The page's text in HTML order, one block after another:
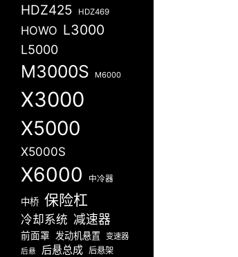
HDZ425 HDZ469
HOWO L3000
L5000
M3000S M6000
X3000
X5000
X5000S
X6000 中冷器
中桥 保险杠
冷却系统 减速器
前面罩 发动机悬置 变速器
后悬 后悬总成 后悬架